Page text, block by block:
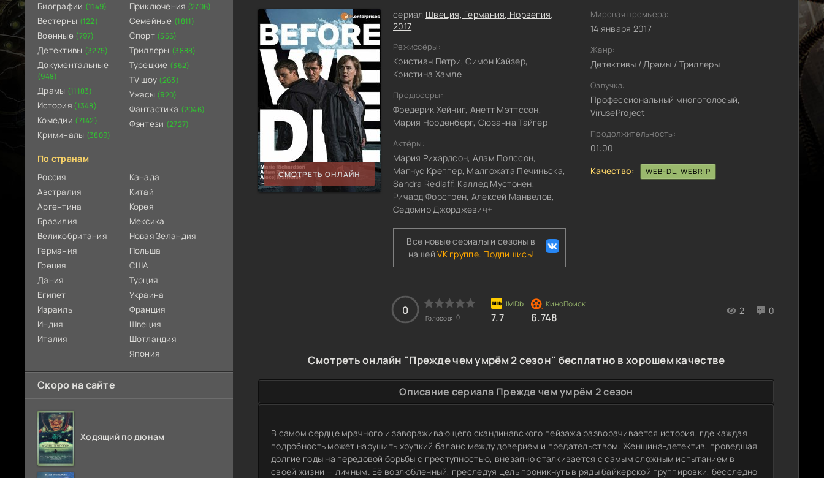
Биографии (1149)
Вестерны (122)
Военные (797)
Детективы (3275)
Документальные
(948)
Драмы (11183)
История (1348)
Комедии (7142)
Криминалы (3809)
Приключения (2706)
Семейные (1811)
Спорт (556)
Триллеры (3888)
Турецкие (362)
TV шоу (263)
Ужасы (920)
Фантастика (2046)
Фэнтези (2727)
По странам
Россия
Австралия
Аргентина
Бразилия
Великобритания
Германия
Греция
Дания
Египет
Израиль
Индия
Италия
Канада
Китай
Корея
Мексика
Новая Зеландия
Польша
США
Турция
Украина
Франция
Швеция
Шотландия
Япония
Скоро на сайте
Ходящий по дюнам
СМОТРЕТЬ ОНЛАЙН
сериал Швеция, Германия, Норвегия,
2017
Режиссёры:
Кристиан Петри, Симон Кайзер,
Кристина Хамле
Продюсеры:
Фредерик Хейниг, Анетт Мэттссон,
Мария Норденберг, Сюзанна Тайгер
Актёры:
Мария Рихардсон, Адам Полссон,
Магнус Креппер, Малгожата Печиньска,
Sandra Redlaff, Каллед Мустонен,
Ричард Форсгрен, Алексей Манвелов,
Седомир Джорджевич+
Все новые сериалы и сезоны в
нашейVK группе. Подпишись!
0
Голосов: 0 7.7 6.748
2 0
Мировая премьера:
14 января 2017
Жанр:
Детективы / Драмы / Триллеры
Озвучка:
Профессиональный многоголосый,
ViruseProject
Продолжительность:
01:00
Качество:
WEB-DL, WEBRIP
Смотреть онлайн "Прежде чем умрём 2 сезон" бесплатно в хорошем качестве
Описание сериала Прежде чем умрём 2 сезон
В самом сердце мрачного и завораживающего скандинавского пейзажа разворачивается история, где каждая
подробность может нарушить хрупкий баланс между доверием и предательством. Женщина-детектив, проведшая
долгие годы на передовой борьбы с преступностью, внезапно сталкивается с самым сложным испытанием в
своей жизни — личным. Её возлюбленный, преследуя цель проникнуть в ряды байкерской группировки, бесследно